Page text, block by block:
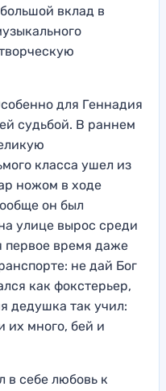
вклад в
для Геннадия
судьбой. В раннем
класса ушел из
ножом в ходе
он был
улице вырос среди
время даже
не дай Бог
как фокстерьер,
дедушка так учил:
их много, бей и
в себе любовь к